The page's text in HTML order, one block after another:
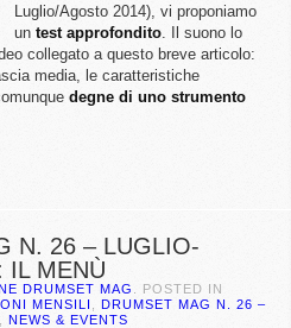
Luglio/Agosto 2014), vi proponiamo
un test approfondito. Il suono lo
collegato a questo breve articolo:
media, le caratteristiche
degne di uno strumento
N. 26 – LUGLIO-
IL MENÙ
DRUMSET MAG
. POSTED IN
MENSILI
DRUMSET MAG N. 26 –
NEWS & EVENTS